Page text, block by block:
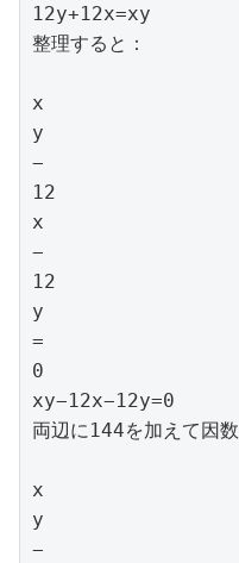
12y+12x=xy
整理すると：
x
y
−
12
x
−
12
y
=
0
xy−12x−12y=0
両辺に144を加えて因数
x
y
−